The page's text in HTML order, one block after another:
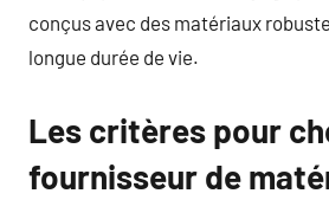
conçus avec des matériaux
longue durée de vie.
Les critères pour
fournisseur de